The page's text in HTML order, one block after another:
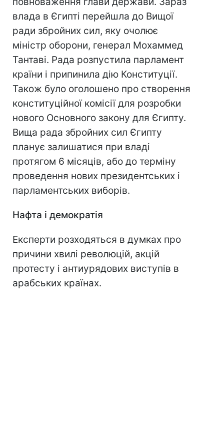
влада в Єгипті перейшла до Вищої
ради збройних сил, яку очолює
міністр оборони, генерал Мохаммед
Тантаві. Рада розпустила парламент
країни і припинила дію Конституції.
Також було оголошено про створення
конституційної комісії для розробки
нового Основного закону для Єгипту.
Вища рада збройних сил Єгипту
планує залишатися при владі
протягом 6 місяців, або до терміну
проведення нових президентських і
парламентських виборів.
Нафта і демократія
Експерти розходяться в думках про
причини хвилі революцій, акцій
протесту і антиурядових виступів в
арабських країнах.